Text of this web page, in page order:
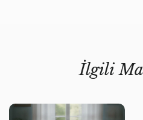
İlgili